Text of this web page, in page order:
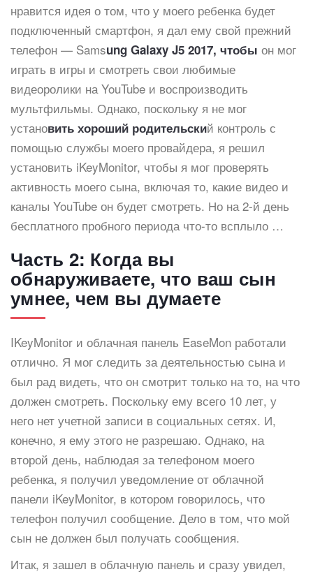
нравится идея о том, что у моего ребенка будет
подключенный смартфон, я дал ему свой прежний
телефон — Samsung Galaxy J5 2017, чтобы он мог
играть в игры и смотреть свои любимые
видеоролики на YouTube и воспроизводить
мультфильмы. Однако, поскольку я не мог
установить хороший родительский контроль с
помощью службы моего провайдера, я решил
установить iKeyMonitor, чтобы я мог проверять
активность моего сына, включая то, какие видео и
каналы YouTube он будет смотреть. Но на 2-й день
бесплатного пробного периода что-то всплыло …
Часть 2: Когда вы
обнаруживаете, что ваш сын
умнее, чем вы думаете
IKeyMonitor и облачная панель EaseMon работали
отлично. Я мог следить за деятельностью сына и
был рад видеть, что он смотрит только на то, на что
должен смотреть. Поскольку ему всего 10 лет, у
него нет учетной записи в социальных сетях. И,
конечно, я ему этого не разрешаю. Однако, на
второй день, наблюдая за телефоном моего
ребенка, я получил уведомление от облачной
панели iKeyMonitor, в котором говорилось, что
телефон получил сообщение. Дело в том, что мой
сын не должен был получать сообщения.
Итак, я зашел в облачную панель и сразу увидел,